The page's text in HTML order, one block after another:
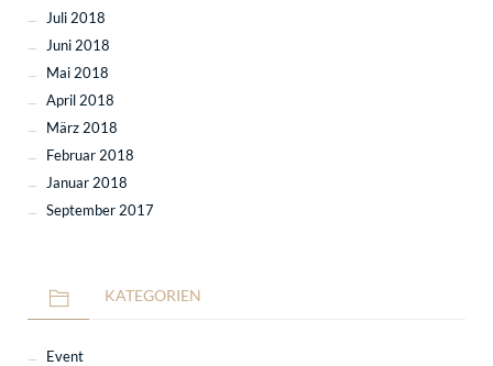
Juli 2018
Juni 2018
Mai 2018
April 2018
März 2018
Februar 2018
Januar 2018
September 2017
KATEGORIEN
Event